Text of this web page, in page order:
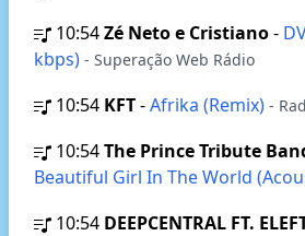
10:54Zé Neto e Cristiano-
kbps) - Superação Web Rádio
10:54 KFT-Afrika (Remix) -
10:54The Prince Tribute
Beautiful Girl In The World
10:54 DEEPCENTRAL FT.